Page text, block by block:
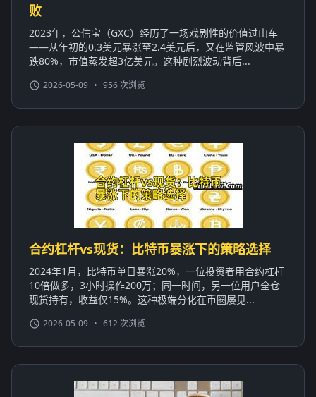
败
2023年，公信宝（GXC）经历了一场戏剧性的价值过山车
——从年初的0.3美元暴涨至2.4美元后，又在监管风波中暴
跌80%，市值蒸发超3亿美元。这种剧烈波动背后...
2026-05-09 • 956 次浏览
合约杠杆vs现货：比特币暴涨下的策略选择
2024年1月，比特币单日暴涨20%，一位投资者用合约杠杆
10倍做多，3小时操作200万；同一时间，另一位用户全仓
现货持有，收益仅15%。这种极端分化在币圈屡见...
2026-05-09 • 612 次浏览